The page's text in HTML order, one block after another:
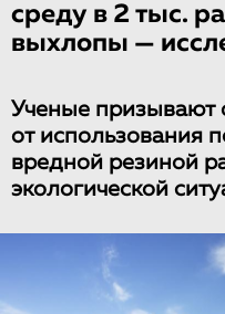
среду в 2 тыс.
выхлопы —
Ученые призывают
от использования
вредной резиной
экологической